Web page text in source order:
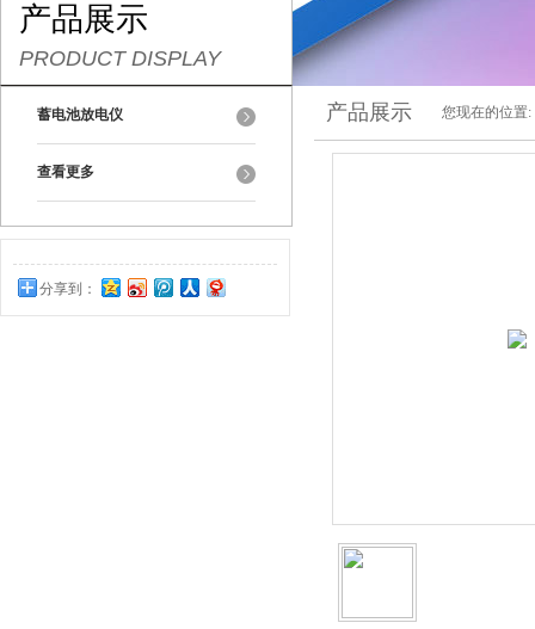
产品展示
PRODUCT DISPLAY
蓄电池放电仪
查看更多
分享到：
产品展示 您现在的位置: